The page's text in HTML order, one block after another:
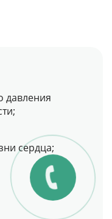
давления
сердца;